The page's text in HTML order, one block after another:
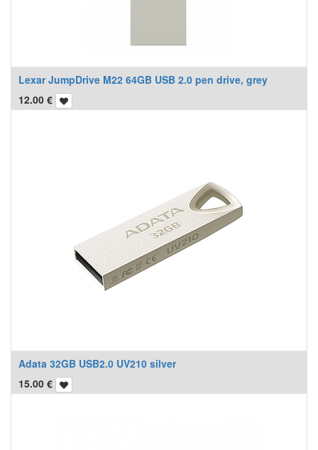
Lexar JumpDrive M22 64GB USB 2.0 pen drive, grey
12.00 €
Adata 32GB USB2.0 UV210 silver
15.00 €